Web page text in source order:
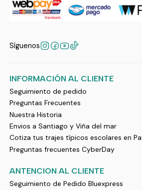
Síguenos
INFORMACIÓN AL CLIENTE
Seguimiento de pedido
Preguntas Frecuentes
Nuestra Historia
Envios a Santiago y Viña del mar
Cotiza tus trajes típicos escolares en
Preguntas frecuentes CyberDay
ANTENCION AL CLIENTE
Seguimiento de Pedido Bluexpress